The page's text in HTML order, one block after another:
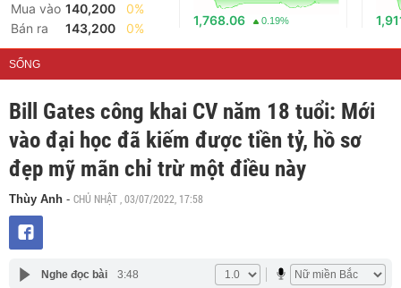
Mua vào 140,200
0%
Bán ra
143,200 0%
1,768.06 0.19%
SỐNG
Bill Gates công khai CV năm 18 tuổi: Mới
vào đại học đã kiếm được tiền tỷ, hồ sơ
đẹp mỹ mãn chỉ trừ một điều này
Thùy Anh - CHỦ NHẬT , 03/07/2022, 17:58
Nghe đọc bài 3:48